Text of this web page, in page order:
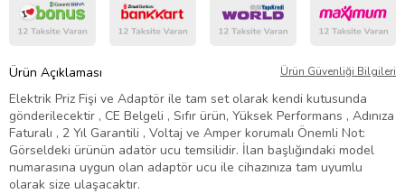
Ürün Açıklaması Ürün Güvenliği Bilgileri
Elektrik Priz Fişi ve Adaptör ile tam set olarak kendi kutusunda
gönderilecektir , CE Belgeli , Sıfır ürün, Yüksek Performans , Adınıza
Faturalı , 2 Yıl Garantili , Voltaj ve Amper korumalı Önemli Not:
Görseldeki ürünün adatör ucu temsilidir. İlan başlığındaki model
numarasına uygun olan adaptör ucu ile cihazınıza tam uyumlu
olarak size ulaşacaktır.